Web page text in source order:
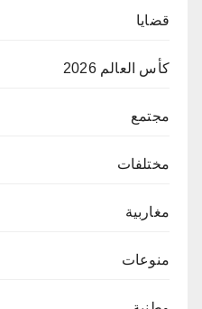
قضايا
كأس العالم 2026
مجتمع
مختلفات
مغاربية
منوعات